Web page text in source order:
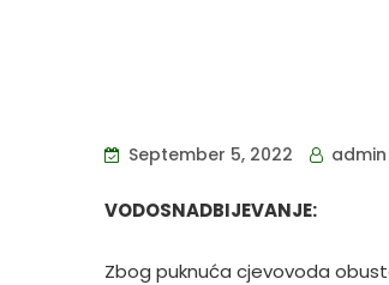
September 5, 2022 admin
VODOSNADBIJEVANJE:
Zbog puknuća cjevovoda